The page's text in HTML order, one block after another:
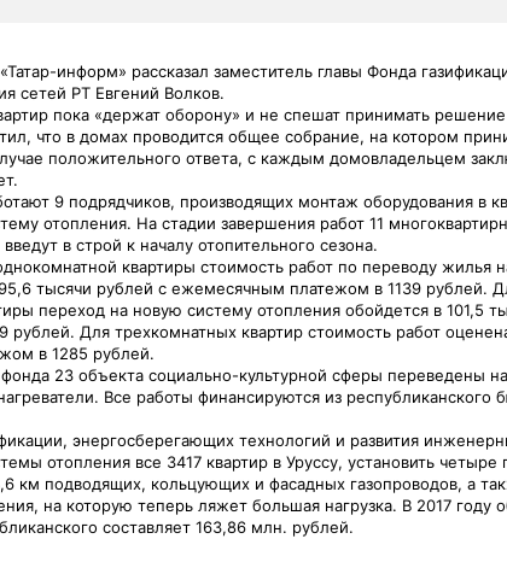
информ» рассказал заместитель главы Фонда
сетей РТ Евгений Волков.
пока «держат оборону» и не спешат принимать решение
что в домах проводится общее собрание, на котором
положительного ответа, с каждым домовладельцем
9 подрядчиков, производящих монтаж оборудования в
отопления. На стадии завершения работ 11
в строй к началу отопительного сезона.
квартиры стоимость работ по переводу жилья
тысячи рублей с ежемесячным платежом в 1139 рублей.
переход на новую систему отопления обойдется в 101,5
рублей. Для трехкомнатных квартир стоимость работ
в 1285 рублей.
23 объекта социально-культурной сферы переведены
Все работы финансируются из
энергосберегающих технологий и развития
отопления все 3417 квартир в Уруссу, установить четыре
км подводящих, кольцующих и фасадных газопроводов, а
на которую теперь ляжет большая нагрузка. В 2017 году
составляет 163,86 млн. рублей.